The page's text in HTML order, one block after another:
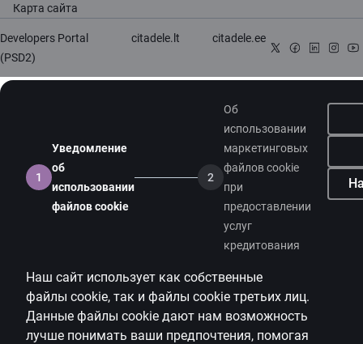
1
Уведомление
об
использовании
файлов cookie
2
Об
использовании
маркетинговых
файлов cookie
при
предоставлении
услуг
кредитования
Наш сайт использует как собственные
файлы cookie, так и файлы cookie третьих лиц.
Данные файлы cookie дают нам возможность
лучше понимать ваши предпочтения, помогая
Карта сайта
Developers Portal
(PSD2)
citadele.lt citadele.ee